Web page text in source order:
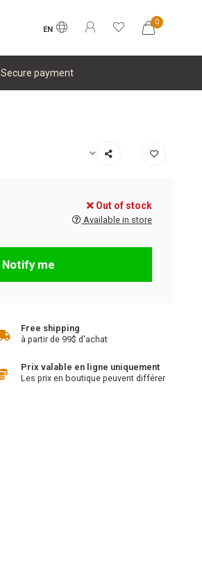
EN
0
Secure payment
Out of stock
Available in store
Notify me
Free shipping
à partir de 99$ d'achat
Prix valable en ligne uniquement
Les prix en boutique peuvent différer